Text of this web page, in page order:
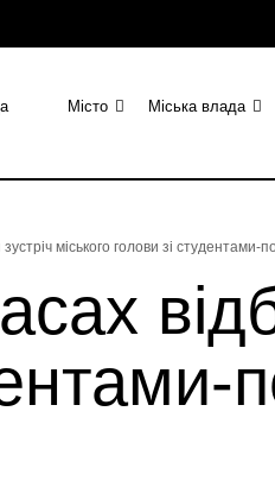
Місто Міська влада
міського голови зі студентами-